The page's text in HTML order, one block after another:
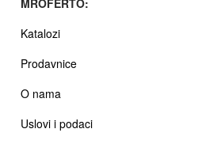
Katalozi
Prodavnice
O nama
Uslovi i podaci